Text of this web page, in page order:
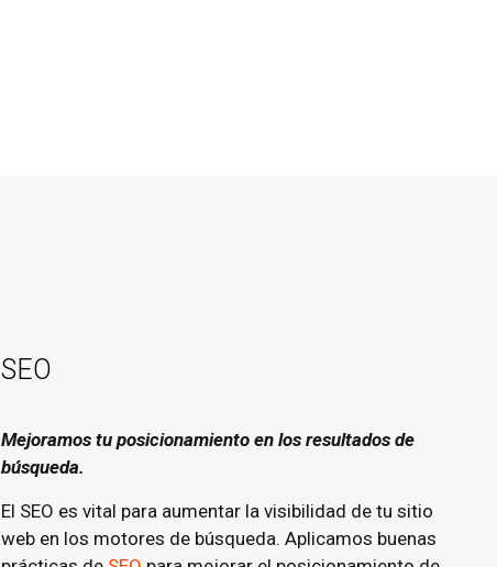
SEO
Mejoramos tu posicionamiento en los resultados de
búsqueda.
El SEO es vital para aumentar la visibilidad de tu sitio
web en los motores de búsqueda. Aplicamos buenas